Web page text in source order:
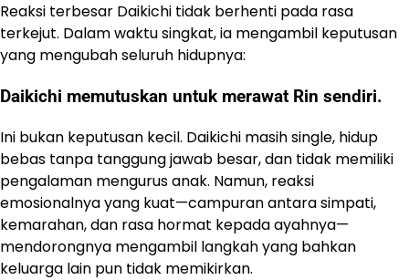
Reaksi terbesar Daikichi tidak berhenti pada rasa
terkejut. Dalam waktu singkat, ia mengambil keputusan
yang mengubah seluruh hidupnya:
Daikichi memutuskan untuk merawat Rin sendiri.
Ini bukan keputusan kecil. Daikichi masih single, hidup
bebas tanpa tanggung jawab besar, dan tidak memiliki
pengalaman mengurus anak. Namun, reaksi
emosionalnya yang kuat—campuran antara simpati,
kemarahan, dan rasa hormat kepada ayahnya—
mendorongnya mengambil langkah yang bahkan
keluarga lain pun tidak memikirkan.